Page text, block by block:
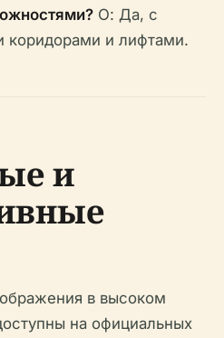
О: Да, с
коридорами и лифтами.
и
в высоком
на официальных